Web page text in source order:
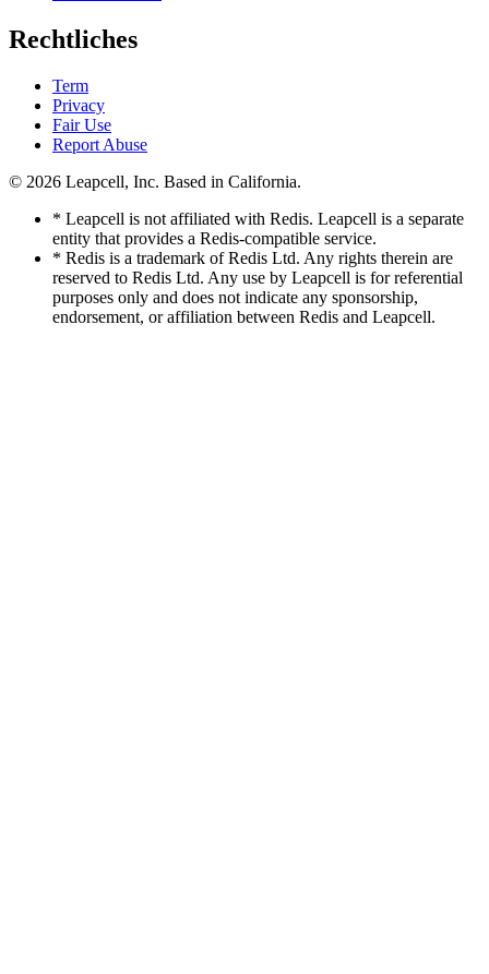
Rechtliches
Term
Privacy
Fair Use
Report Abuse
© 2026 Leapcell, Inc. Based in California.
* Leapcell is not affiliated with Redis. Leapcell is a separate
entity that provides a Redis-compatible service.
* Redis is a trademark of Redis Ltd. Any rights therein are
reserved to Redis Ltd. Any use by Leapcell is for referential
purposes only and does not indicate any sponsorship,
endorsement, or affiliation between Redis and Leapcell.